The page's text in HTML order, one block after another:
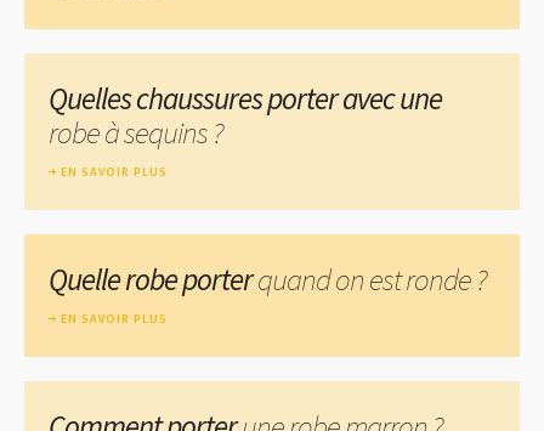
Quelles chaussures porter avec une
robe à sequins ?
EN SAVOIR PLUS
Quelle robe porterquand on est ronde ?
EN SAVOIR PLUS